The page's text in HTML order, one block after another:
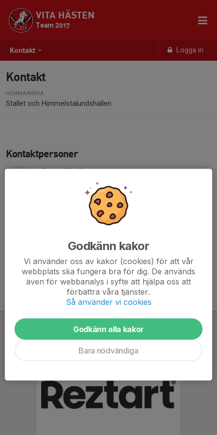
Kontakt Logga in
VITA HÄSTEN
Team 2017
Kontakt
HEMMAARENA
Stallet och Himmelstalundshallen
Kontaktpersoner
Jimmy Wedberg
jimmy.wedberg@vitahasten.se
Gustav Andersson
079-351 18 76Godkänn kakor
Vi använder oss av kakor (cookies) för att vår
webbplats ska fungera bra för dig. De används
även för webbanalys i syfte att hjälpa oss att
förbättra våra tjänster.
Så använder vi cookies
Godkänn alla kakor
Bara nödvändiga